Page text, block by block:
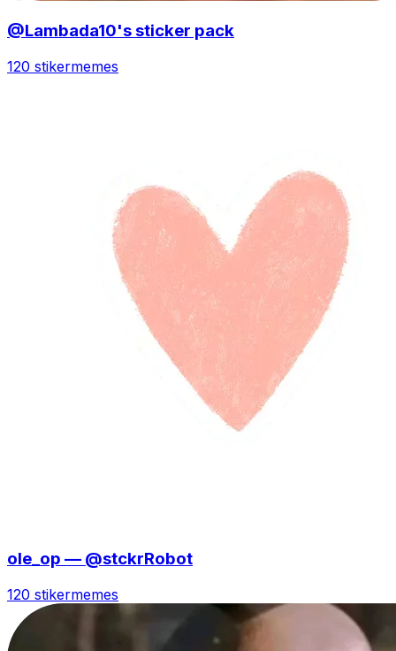
@Lambada10's sticker pack
120 stikermemes
ole_op — @stckrRobot
120 stikermemes